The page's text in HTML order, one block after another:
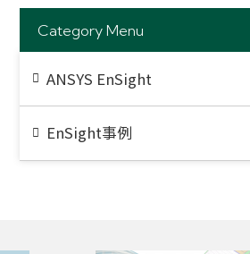
Category Menu
ANSYS EnSight
EnSight事例